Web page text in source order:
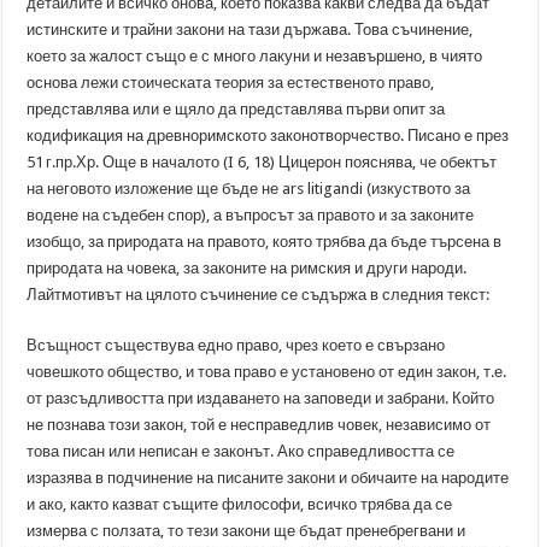
истинските и трайни закони на тази държава. Това съчинение,
което за жалост също е с много лакуни и незавършено, в чиято
основа лежи стоическата теория за естественото право,
представлява или е щяло да представлява първи опит за
кодификация на древноримското законотворчество. Писано е през
51 г.пр.Хр. Още в началото (I 6, 18) Цицерон пояснява, че обектът
на неговото изложение ще бъде не ars litigandi (изкуството за
водене на съдебен спор), а въпросът за правото и за законите
изобщо, за природата на правото, която трябва да бъде търсена в
природата на човека, за законите на римския и други народи.
Лайтмотивът на цялото съчинение се съдържа в следния текст:
Всъщност съществува едно право, чрез което е свързано
човешкото общество, и това право е установено от един закон, т.е.
от разсъдливостта при издаването на заповеди и забрани. Който
не познава този закон, той е несправедлив човек, независимо от
това писан или неписан е законът. Ако справедливостта се
изразява в подчинение на писаните закони и обичаите на народите
и ако, както казват същите философи, всичко трябва да се
измерва с ползата, то тези закони ще бъдат пренебрегвани и